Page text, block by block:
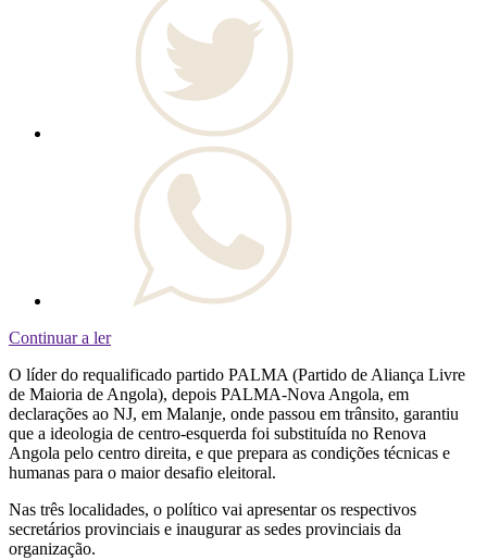
Continuar a ler
O líder do requalificado partido PALMA (Partido de Aliança Livre
de Maioria de Angola), depois PALMA-Nova Angola, em
declarações ao NJ, em Malanje, onde passou em trânsito, garantiu
que a ideologia de centro-esquerda foi substituída no Renova
Angola pelo centro direita, e que prepara as condições técnicas e
humanas para o maior desafio eleitoral.
Nas três localidades, o político vai apresentar os respectivos
secretários provinciais e inaugurar as sedes provinciais da
organização.